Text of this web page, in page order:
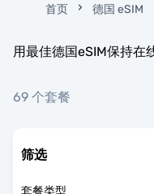
首页 德国 eSIM
用最佳德国eSIM保持在
69 个套餐
筛选
套餐类型